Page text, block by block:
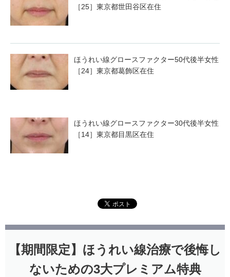
［25］東京都世田谷区在住
ほうれい線グロースファクター50代後半女性
［24］東京都葛飾区在住
ほうれい線グロースファクター30代後半女性
［14］東京都目黒区在住
【期間限定】ほうれい線治療で後悔し
ないための3大プレミアム特典